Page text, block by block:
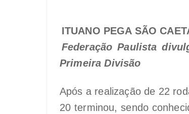
ITUANO PEGA SÃO
Federação Paulista
Primeira Divisão
Após a realização de 22
20 terminou, sendo